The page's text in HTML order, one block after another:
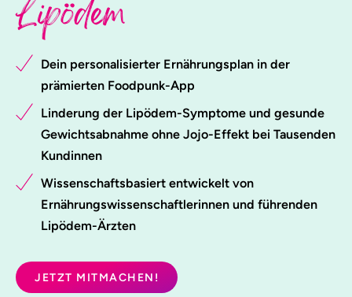
Lipödem
Dein personalisierter Ernährungsplan in der
prämierten Foodpunk-App
Linderung der Lipödem-Symptome und gesunde
Gewichtsabnahme ohne Jojo-Effekt bei Tausenden
Kundinnen
Wissenschaftsbasiert entwickelt von
Ernährungswissenschaftlerinnen und führenden
Lipödem-Ärzten
JETZT MITMACHEN!